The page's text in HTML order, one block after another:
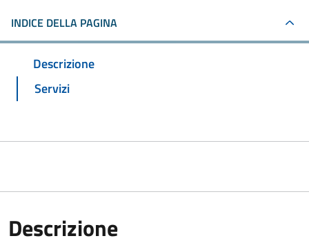
INDICE DELLA PAGINA
Descrizione
Servizi
Descrizione